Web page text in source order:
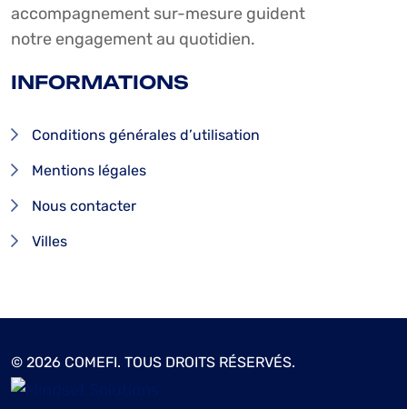
accompagnement sur-mesure guident
notre engagement au quotidien.
INFORMATIONS
Conditions générales d’utilisation
Mentions légales
Nous contacter
Villes
© 2026 COMEFI. TOUS DROITS RÉSERVÉS.